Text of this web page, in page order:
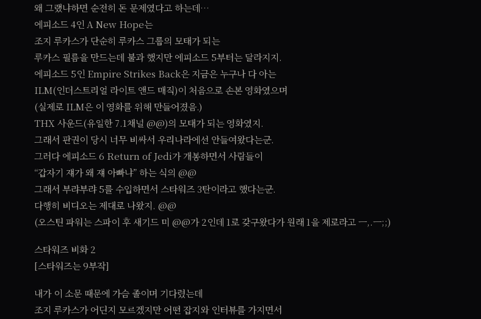
왜 그랬냐하면 순전히 돈 문제였다고 하는데…
에피소드 4인 A New Hope는
조지 루카스가 단순히 루카스 그룹의 모태가 되는
루카스 필름을 만드는데 불과 했지만 에피소드 5부터는 달라지지.
에피소드 5인 Empire Strikes Back은 지금은 누구나 다 아는
ILM(인더스트리얼 라이트 앤드 매직)이 처음으로 손본 영화였으며
(실제로 ILM은 이 영화를 위해 만들어졌음.)
THX 사운드(유일한 7.1채널 @@)의 모태가 되는 영화였지.
그래서 판권이 당시 너무 비싸서 우리나라에선 안들여왔다는군.
그러다 에피소드 6 Return of Jedi가 개봉하면서 사람들이
“갑자기 쟤가 왜 쟤 아빠냐” 하는 식의 @@
그래서 부랴부랴 5를 수입하면서 스타워즈 3탄이라고 했다는군.
다행히 비디오는 제대로 나왔지. @@
(오스틴 파워는 스파이 후 새기드 미 @@가 2인데 1로 갖구왔다가 원래 1을 제로라고 ㅡ,.ㅡ;;)
스타워즈 비화 2
[스타워즈는 9부작]
내가 이 소문 때문에 가슴 졸이며 기다렸는데
조지 루카스가 어딘지 모르겠지만 어떤 잡지와 인터뷰를 가지면서